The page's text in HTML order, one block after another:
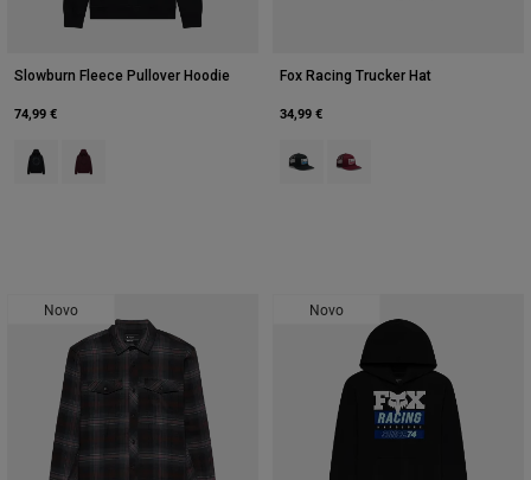
Slowburn Fleece Pullover Hoodie
74,99 €
Product swatch type of Preto.
Product swatch type of Maroon Negro.
Fox Racing Trucker Hat
34,99 €
Product swatch type of Preto.
Product swatch type of
Novo Novo